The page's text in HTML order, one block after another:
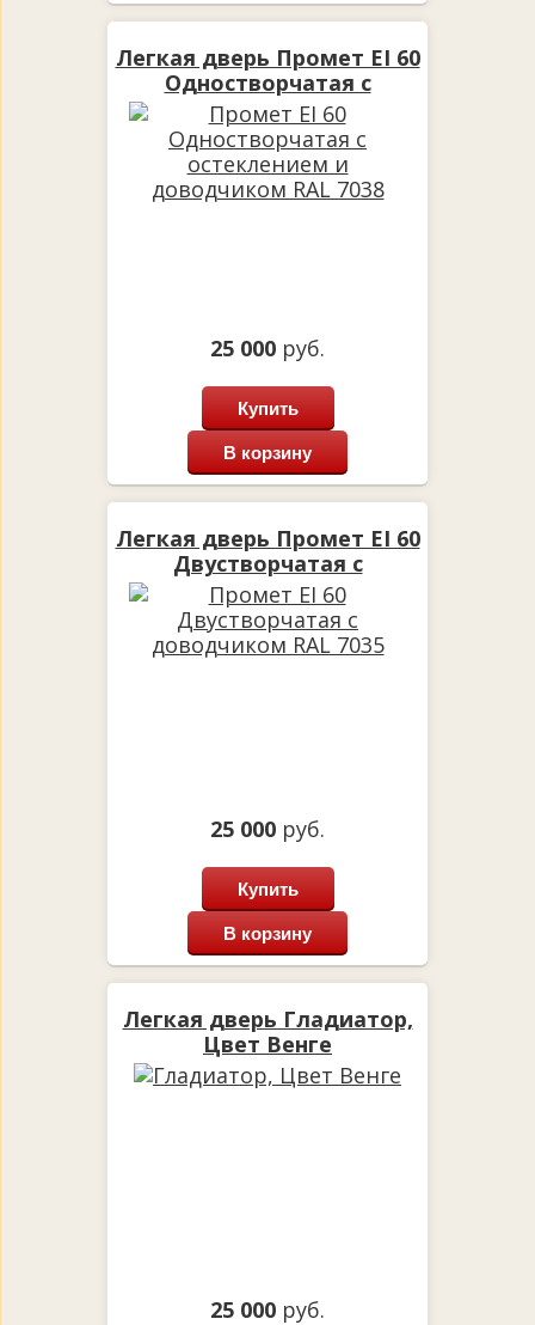
Легкая дверь Промет EI 60
Одностворчатая с
остеклением и
доводчиком RAL 7038
25 000 руб.
Купить
В корзину
Легкая дверь Промет EI 60
Двустворчатая с
доводчиком RAL 7035
25 000 руб.
Купить
В корзину
Легкая дверь Гладиатор,
Цвет Венге
25 000 руб.